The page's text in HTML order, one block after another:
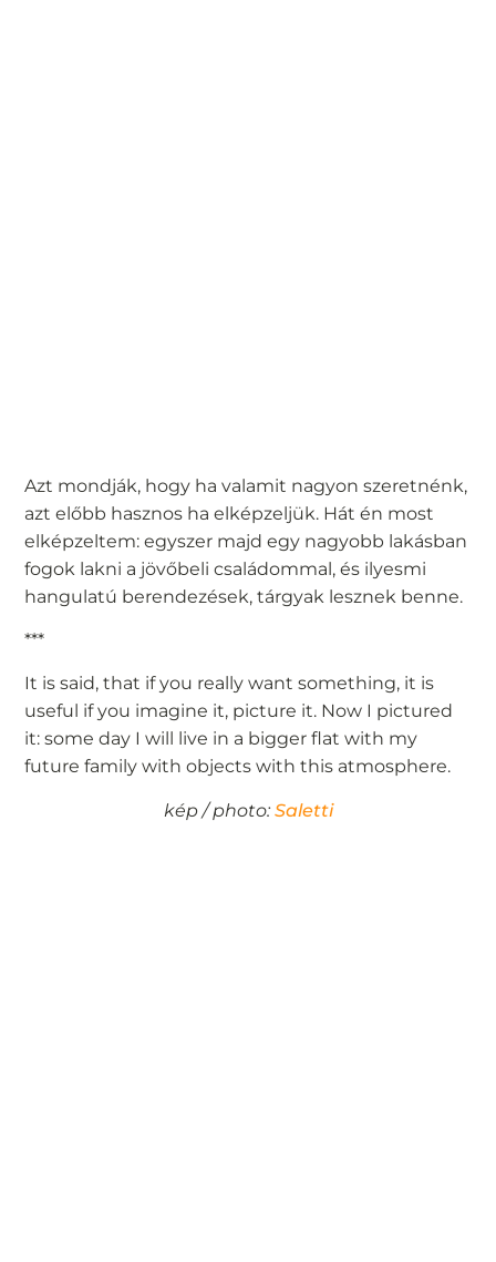
Azt mondják, hogy ha valamit nagyon szeretnénk,
azt előbb hasznos ha elképzeljük. Hát én most
elképzeltem: egyszer majd egy nagyobb lakásban
fogok lakni a jövőbeli családommal, és ilyesmi
hangulatú berendezések, tárgyak lesznek benne.
***
It is said, that if you really want something, it is
useful if you imagine it, picture it. Now I pictured
it: some day I will live in a bigger flat with my
future family with objects with this atmosphere.
kép / photo:Saletti